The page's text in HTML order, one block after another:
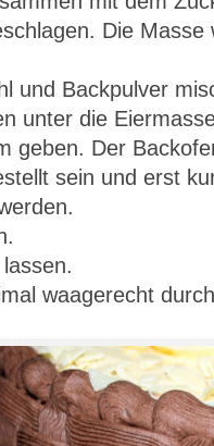
Die
und Backpulver
unter die
geben. Der
sein und erst
waagerecht